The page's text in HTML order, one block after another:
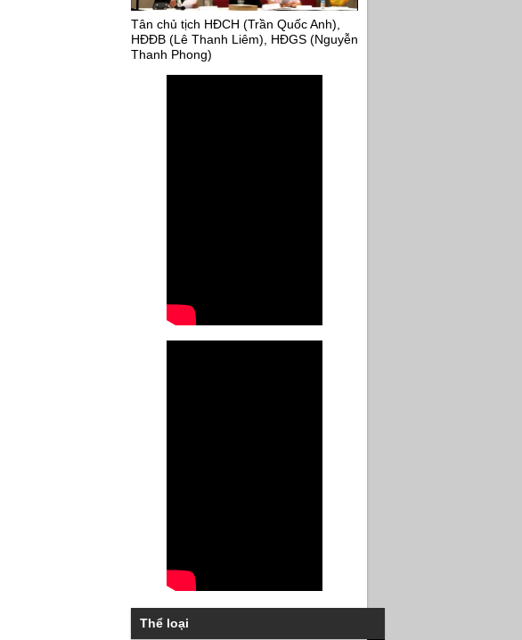
Tân chủ tịch HĐCH (Trần Quốc Anh),
HĐĐB (Lê Thanh Liêm), HĐGS (Nguyễn
Thanh Phong)
Thể loại